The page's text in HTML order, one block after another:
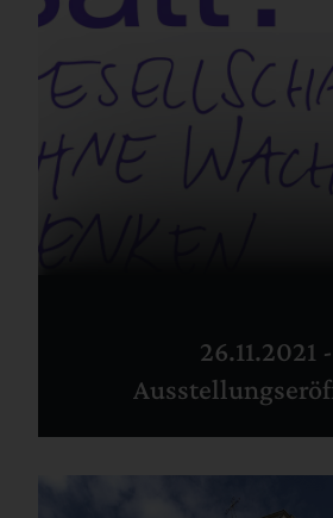
26.11.2021 -